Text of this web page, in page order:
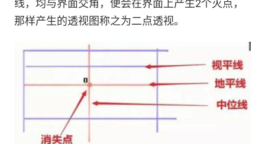
线，均与界面交角，便会在界面上产生2个灭点，
那样产生的透视图称之为二点透视。